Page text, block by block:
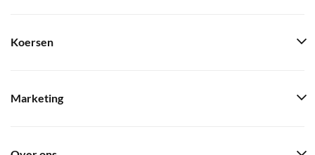
Koersen
Marketing